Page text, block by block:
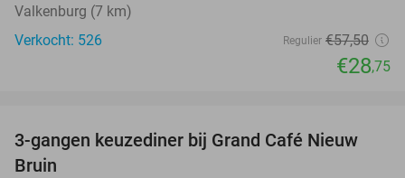
Valkenburg (7 km)
Verkocht: 526
Regulier €57,50
€28,75
41%
3-gangen keuzediner bij Grand Café Nieuw
Bruin